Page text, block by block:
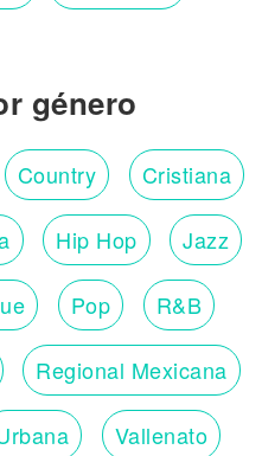
género
Country Cristiana
Hip Hop Jazz
Pop R&B
Regional Mexicana
Vallenato